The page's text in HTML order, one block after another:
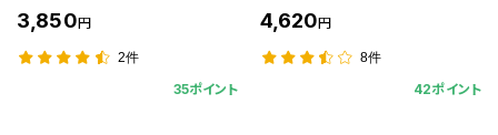
3,850円
2件
35ポイント
4,620円
8件
42ポイント